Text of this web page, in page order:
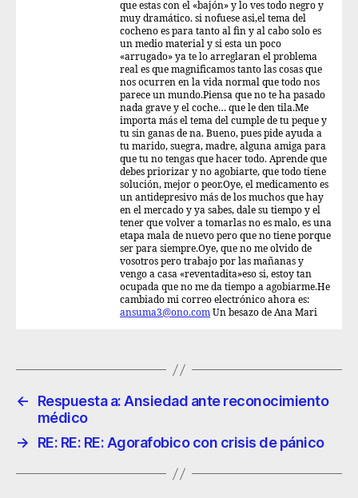
que estas con el «bajón» y lo ves todo negro y
muy dramático. si nofuese asi,el tema del
cocheno es para tanto al fin y al cabo solo es
un medio material y si esta un poco
«arrugado» ya te lo arreglaran el problema
real es que magnificamos tanto las cosas que
nos ocurren en la vida normal que todo nos
parece un mundo.Piensa que no te ha pasado
nada grave y el coche… que le den tila.Me
importa más el tema del cumple de tu peque y
tu sin ganas de na. Bueno, pues pide ayuda a
tu marido, suegra, madre, alguna amiga para
que tu no tengas que hacer todo. Aprende que
debes priorizar y no agobiarte, que todo tiene
solución, mejor o peor.Oye, el medicamento es
un antidepresivo más de los muchos que hay
en el mercado y ya sabes, dale su tiempo y el
tener que volver a tomarlas no es malo, es una
etapa mala de nuevo pero que no tiene porque
ser para siempre.Oye, que no me olvido de
vosotros pero trabajo por las mañanas y
vengo a casa «reventadita»eso si, estoy tan
ocupada que no me da tiempo a agobiarme.He
cambiado mi correo electrónico ahora es:
ansuma3@ono.com Un besazo de Ana Mari
←
Respuesta a: Ansiedad ante reconocimiento
médico
→
RE: RE: RE: Agorafobico con crisis de pánico